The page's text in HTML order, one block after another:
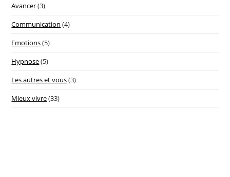
Avancer(3)
Communication (4)
Emotions(5)
Hypnose(5)
Les autres et vous(3)
Mieux vivre(33)